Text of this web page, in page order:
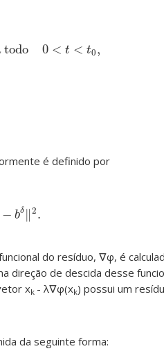
todo 0 < t < t0,
<t<t0 ,
é definido por
− bδ ∥2.
bδ ‖2.
do resíduo, ∇φ, é
direção de descida desse
xk - λ∇φ(xk) possui um
da seguinte forma: